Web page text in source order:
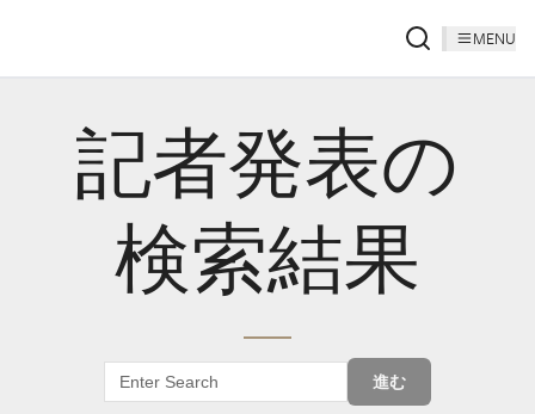
MENU
記者発表の
検索結果
進む